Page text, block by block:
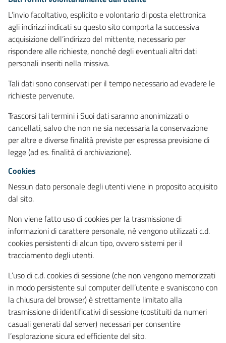
L’invio facoltativo, esplicito e volontario di posta elettronica
agli indirizzi indicati su questo sito comporta la successiva
acquisizione dell’indirizzo del mittente, necessario per
rispondere alle richieste, nonché degli eventuali altri dati
personali inseriti nella missiva.
Tali dati sono conservati per il tempo necessario ad evadere le
richieste pervenute.
Trascorsi tali termini i Suoi dati saranno anonimizzati o
cancellati, salvo che non ne sia necessaria la conservazione
per altre e diverse finalità previste per espressa previsione di
legge (ad es. finalità di archiviazione).
Cookies
Nessun dato personale degli utenti viene in proposito acquisito
dal sito.
Non viene fatto uso di cookies per la trasmissione di
informazioni di carattere personale, né vengono utilizzati c.d.
cookies persistenti di alcun tipo, ovvero sistemi per il
tracciamento degli utenti.
L’uso di c.d. cookies di sessione (che non vengono memorizzati
in modo persistente sul computer dell’utente e svaniscono con
la chiusura del browser) è strettamente limitato alla
trasmissione di identificativi di sessione (costituiti da numeri
casuali generati dal server) necessari per consentire
l’esplorazione sicura ed efficiente del sito.